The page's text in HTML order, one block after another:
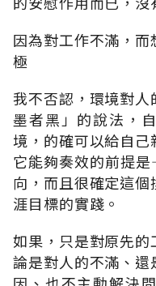
因為對工作不滿，
極
我不否認，環境對
墨者黑」的說法，
境，的確可以給自己
它能夠奏效的前提
向，而且很確定這
涯目標的實踐。
如果，只是對原先
論是對人的不滿、